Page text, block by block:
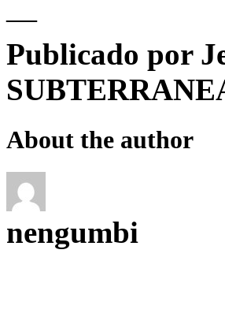
—
Publicado por
About the author
nengumbi